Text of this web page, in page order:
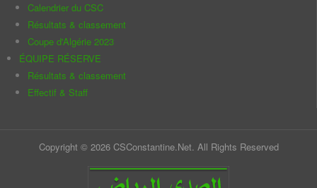
Calendrier du CSC
Résultats & classement
Coupe d'Algérie 2023
ÉQUIPE RÉSERVE
Résultats & classement
Effectif & Staff
Copyright © 2026 CSConstantine.Net. All Rights Reserved